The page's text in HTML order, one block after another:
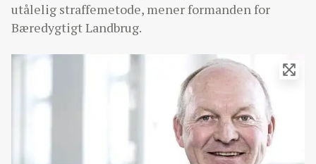
utålelig straffemetode, mener formanden for
Bæredygtigt Landbrug.